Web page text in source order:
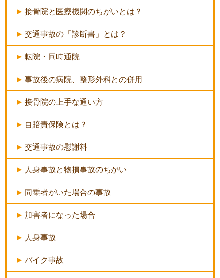
接骨院と医療機関のちがいとは？
交通事故の「診断書」とは？
転院・同時通院
事故後の病院、整形外科との併用
接骨院の上手な通い方
自賠責保険とは？
交通事故の慰謝料
人身事故と物損事故のちがい
同乗者がいた場合の事故
加害者になった場合
人身事故
バイク事故